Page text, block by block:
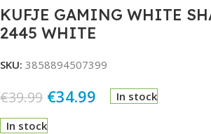
KUFJE GAMING WHITE
2445 WHITE
SKU: 3858894507399
€39.99 €34.99 In stock
In stock